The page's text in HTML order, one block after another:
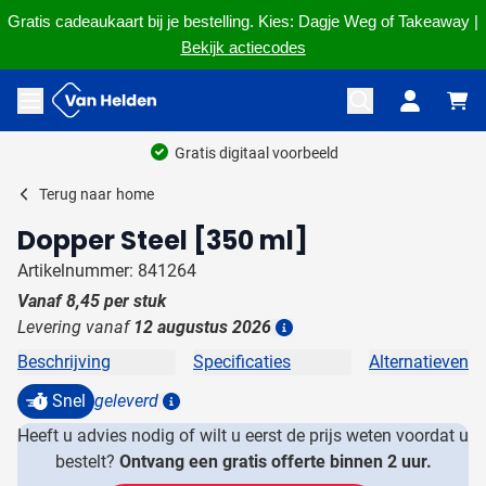
Gratis cadeaukaart bij je bestelling. Kies: Dagje Weg of Takeaway |
Bekijk actiecodes
Ga naar de inhoud
Menu openen
Gratis digitaal voorbeeld
Terug naar home
Snel
geleverd
Details
Dopper Steel [350 ml]
Artikelnummer: 841264
Vanaf8,45 per stuk
Levering vanaf 12 augustus 2026
Beschrijving Specificaties Alternatieven
Heeft u advies nodig of wilt u eerst de prijs weten voordat u
bestelt? Ontvang een gratis offerte binnen 2 uur.